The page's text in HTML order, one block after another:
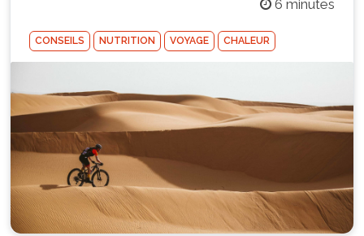
6 minutes
CONSEILS NUTRITION VOYAGE CHALEUR